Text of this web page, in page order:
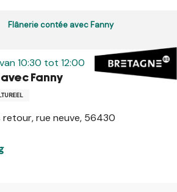
Flânerie contée avec Fanny
10:30 tot 12:00
Fanny
retour, rue neuve, 56430